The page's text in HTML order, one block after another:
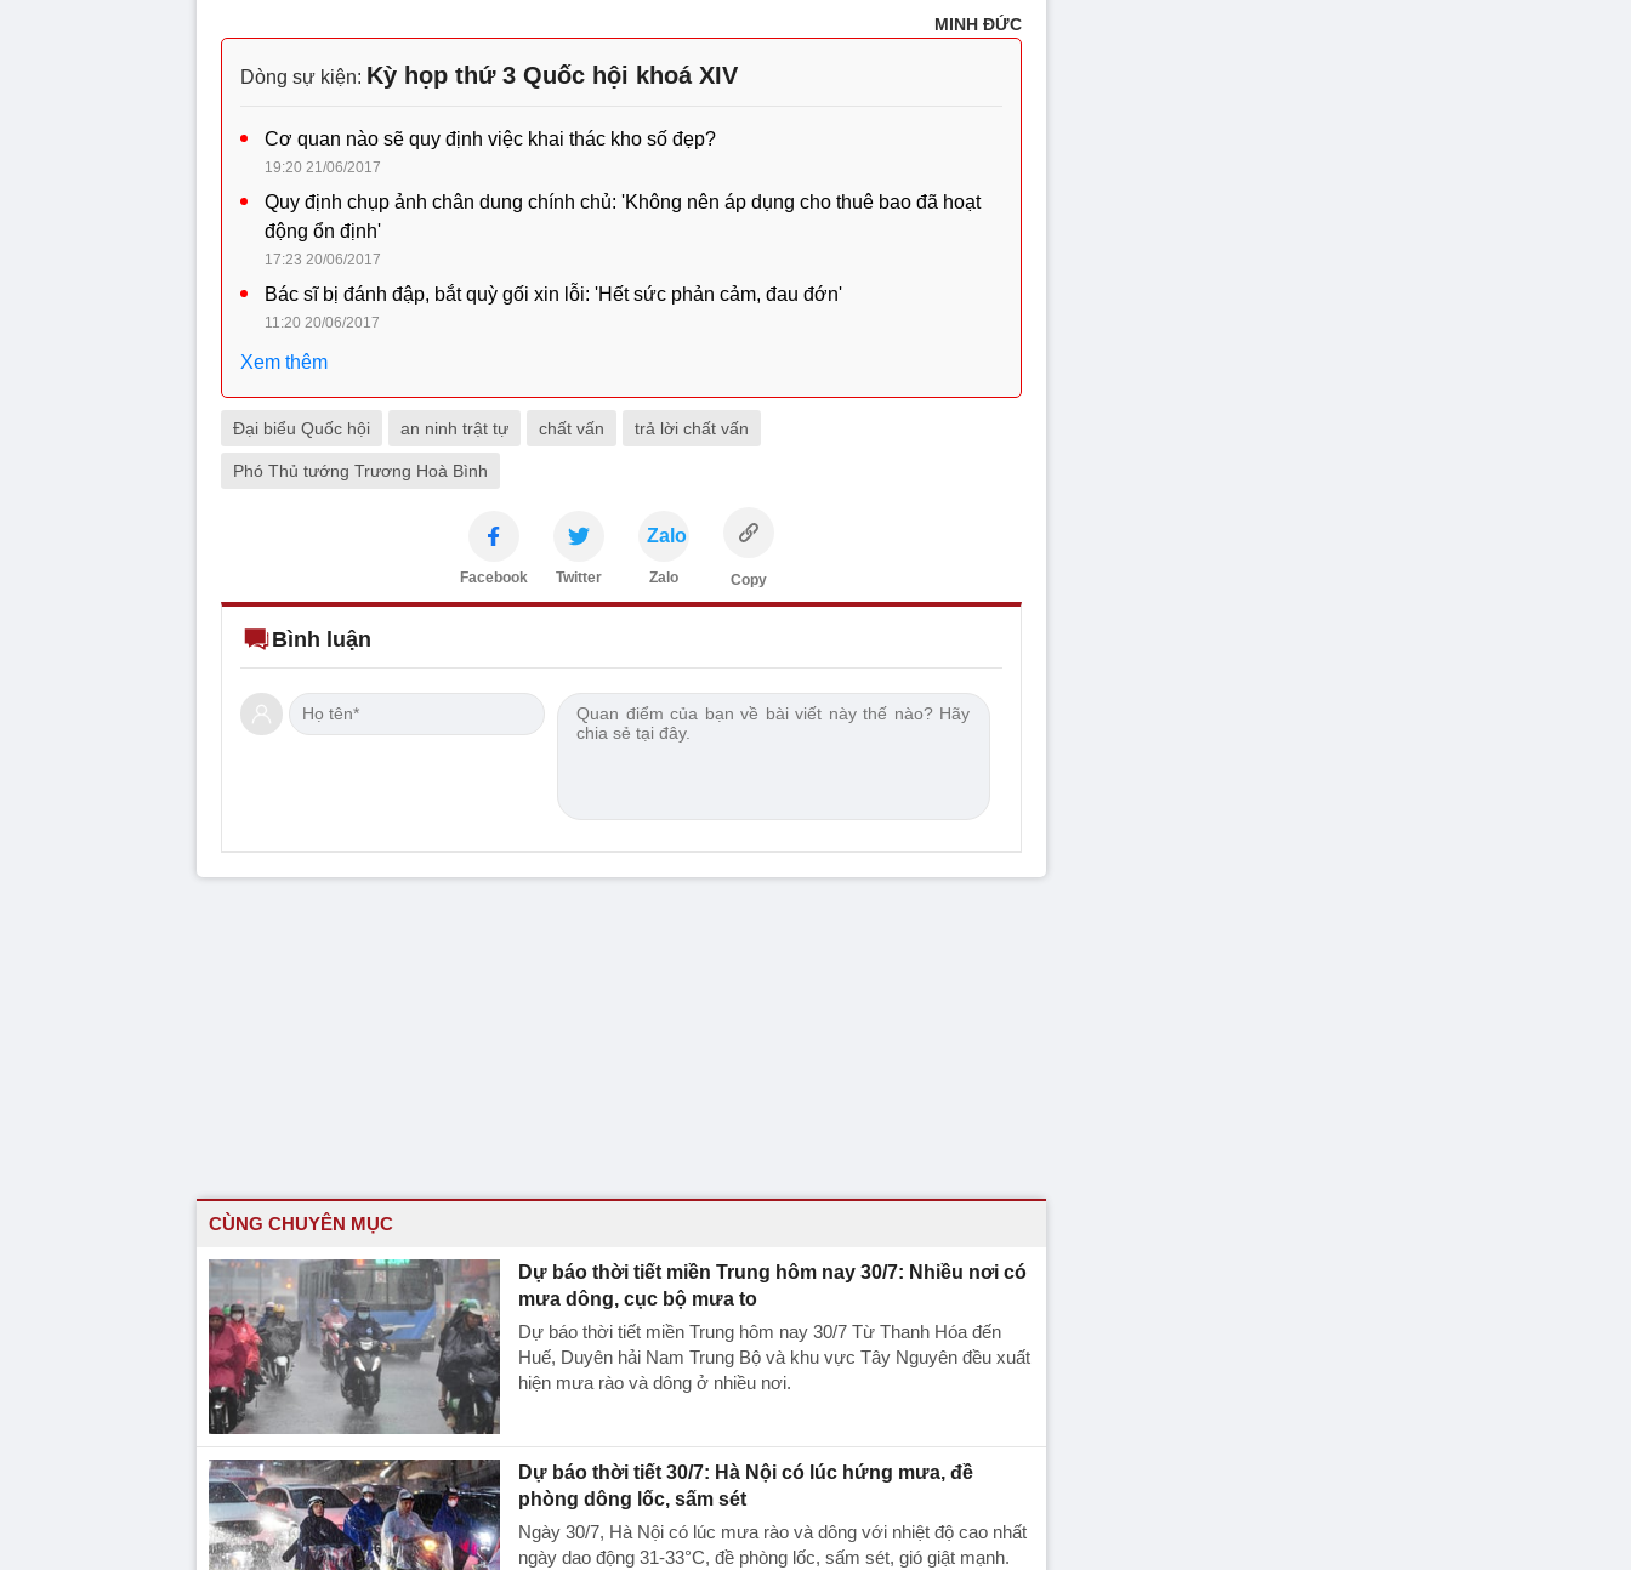
MINH ĐỨC
Dòng sự kiện: Kỳ họp thứ 3 Quốc hội khoá XIV
Cơ quan nào sẽ quy định việc khai thác kho số đẹp?
19:20 21/06/2017
Quy định chụp ảnh chân dung chính chủ: 'Không nên áp dụng cho thuê bao đã hoạt
động ổn định'
17:23 20/06/2017
Bác sĩ bị đánh đập, bắt quỳ gối xin lỗi: 'Hết sức phản cảm, đau đớn'
11:20 20/06/2017
Xem thêm
Đại biểu Quốc hội an ninh trật tự chất vấn trả lời chất vấn
Phó Thủ tướng Trương Hoà Bình
Facebook Twitter
Zalo
Zalo Copy
Bình luận
CÙNG CHUYÊN MỤC
Dự báo thời tiết miền Trung hôm nay 30/7: Nhiều nơi có
mưa dông, cục bộ mưa to
Dự báo thời tiết miền Trung hôm nay 30/7 Từ Thanh Hóa đến
Huế, Duyên hải Nam Trung Bộ và khu vực Tây Nguyên đều xuất
hiện mưa rào và dông ở nhiều nơi.
Dự báo thời tiết 30/7: Hà Nội có lúc hứng mưa, đề
phòng dông lốc, sấm sét
Ngày 30/7, Hà Nội có lúc mưa rào và dông với nhiệt độ cao nhất
ngày dao động 31-33°C, đề phòng lốc, sấm sét, gió giật mạnh.